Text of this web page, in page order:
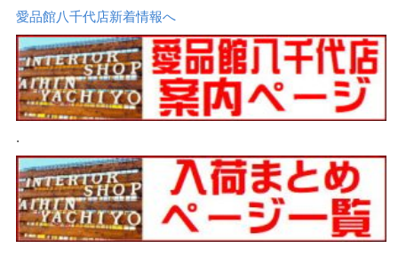
愛品館八千代店新着情報へ
.